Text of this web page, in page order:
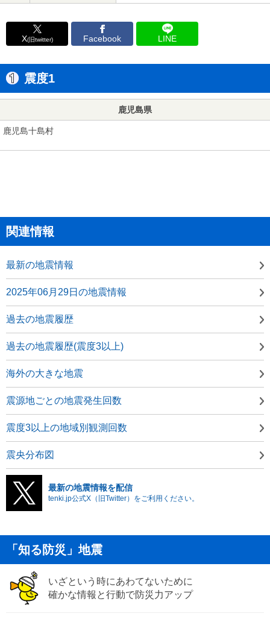
X(旧twitter) Facebook LINE
震度1
鹿児島県
鹿児島十島村
関連情報
最新の地震情報
2025年06月29日の地震情報
過去の地震履歴
過去の地震履歴(震度3以上)
海外の大きな地震
震源地ごとの地震発生回数
震度3以上の地域別観測回数
震央分布図
最新の地震情報を配信
tenki.jp公式X（旧Twitter）をご利用ください。
「知る防災」地震
いざという時にあわてないために
確かな情報と行動で防災力アップ